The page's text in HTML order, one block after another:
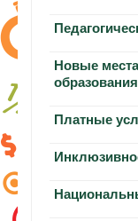
Новые
Платные